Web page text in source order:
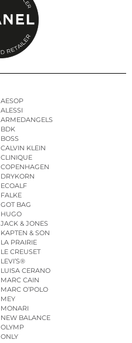
AESOP
ALESSI
ARMEDANGELS
BDK
BOSS
CALVIN KLEIN
CLINIQUE
COPENHAGEN
DRYKORN
ECOALF
FALKE
GOT BAG
HUGO
JACK & JONES
KAPTEN & SON
LA PRAIRIE
LE CREUSET
LEVI’S®
LUISA CERANO
MARC CAIN
MARC O’POLO
MEY
MONARI
NEW BALANCE
OLYMP
ONLY